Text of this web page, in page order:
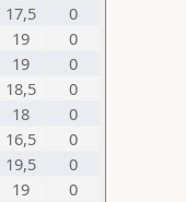
17,5
0
19
0
19
0
18,5
0
18
0
16,5
0
19,5
0
19
0